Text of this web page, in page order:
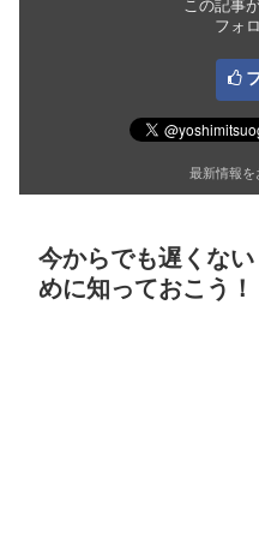
この記事
フォ
最新情報を
今からでも遅くな
めに知っておこう！